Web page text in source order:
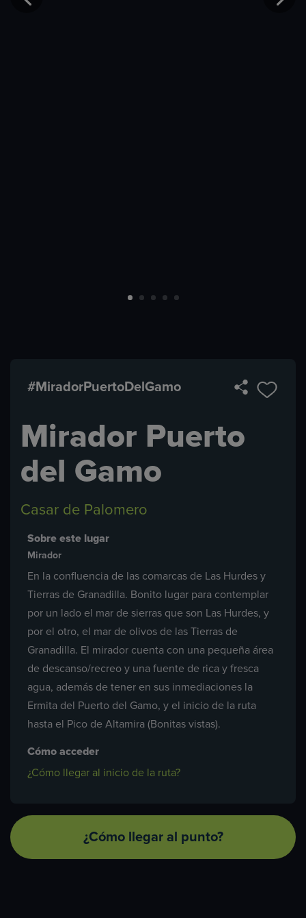
#MiradorPuertoDelGamo
Mirador Puerto
del Gamo
Casar de Palomero
Sobre este lugar
Mirador
En la confluencia de las comarcas de Las Hurdes y
Tierras de Granadilla. Bonito lugar para contemplar
por un lado el mar de sierras que son Las Hurdes, y
por el otro, el mar de olivos de las Tierras de
Granadilla. El mirador cuenta con una pequeña área
de descanso/recreo y una fuente de rica y fresca
agua, además de tener en sus inmediaciones la
Ermita del Puerto del Gamo, y el inicio de la ruta
hasta el Pico de Altamira (Bonitas vistas).
Cómo acceder
¿Cómo llegar al inicio de la ruta?
¿Cómo llegar al punto?